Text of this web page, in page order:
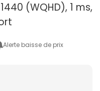
(WQHD), 1 ms,
Alerte baisse de prix